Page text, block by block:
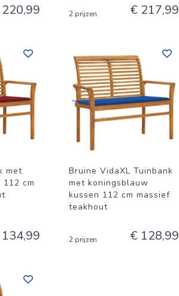
2 prijzen € 217,99
met
cm
Bruine VidaXL Tuinbank
met koningsblauw
kussen 112 cm massief
teakhout
2 prijzen € 128,99